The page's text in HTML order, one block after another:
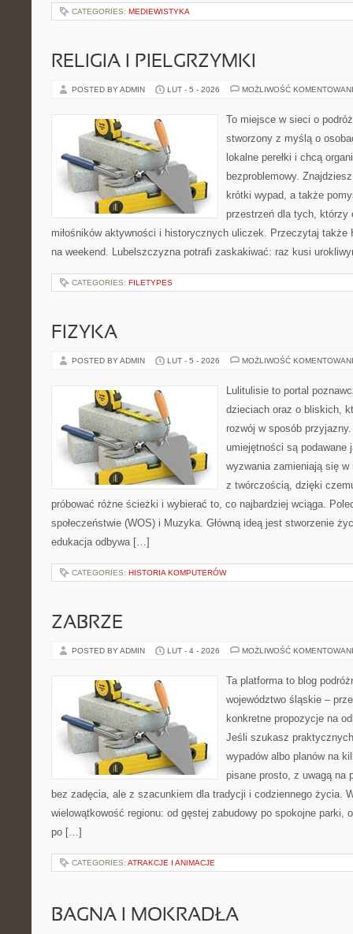
CATEGORIES: MEDIEWISTYKA
RELIGIA I PIELGRZYMKI
POSTED BY ADMIN LUT - 5 - 2026 MOŻLIWOŚĆ
To miejsce w sieci o
stworzony z myślą o
lokalne perełki i chcą
bezproblemowy.
krótki wypad, a także
przestrzeń dla tych, którzy
miłośników aktywności i historycznych uliczek. Przeczytaj
na weekend. Lubelszczyzna potrafi zaskakiwać: raz kusi
CATEGORIES: FILETYPES
FIZYKA
POSTED BY ADMIN LUT - 5 - 2026 MOŻLIWOŚĆ
Lulitulisie to portal
dzieciach oraz o bliskich,
rozwój w sposób
umiejętności są podawane
wyzwania zamieniają się w
z twórczością, dzięki
próbować różne ścieżki i wybierać to, co najbardziej wciąga.
społeczeństwie (WOS) i Muzyka. Główną ideą jest stworzenie
edukacja odbywa […]
CATEGORIES: HISTORIA KOMPUTERÓW
ZABRZE
POSTED BY ADMIN LUT - 4 - 2026 MOŻLIWOŚĆ
Ta platforma to blog
województwo śląskie –
konkretne propozycje na
Jeśli szukasz
wypadów albo planów na
pisane prosto, z uwagą na
bez zadęcia, ale z szacunkiem dla tradycji i codziennego życia.
wielowątkowość regionu: od gęstej zabudowy po spokojne parki,
po […]
CATEGORIES: ATRAKCJE I ANIMACJE
BAGNA I MOKRADŁA